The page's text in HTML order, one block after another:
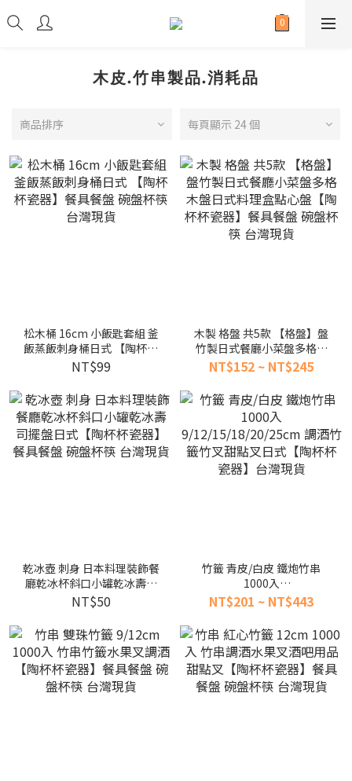
木皮.竹串製品.消耗品
商品排序 每頁顯示 24 個
松木桶 16cm 小飯匙套組 釜
飯蒸飯刺身桶日式 【陶杯杯
瓷器】餐具餐盤 碗盤杯筷 台
灣現貨
NT$99
木製 格盤 共5款 【格盤】盤
竹製日式餐廳小菜盤多格木
盤日式料理盒點心盤【陶杯
杯瓷器】餐具餐盤 碗盤杯筷
台灣現貨
NT$152 ~ NT$245
乾冰壺 刺身 日本料理裝飾餐
廳乾冰杯斜口小罐乾冰壽司
擺盤日式【陶杯杯瓷器】餐
具餐盤 碗盤杯筷 台灣現貨
NT$50
竹籤 青皮/白皮 鐵炮竹串
1000入
9/12/15/18/20/25cm 調酒
竹籤竹叉甜點叉日式【陶杯
杯瓷器】台灣現貨
NT$201 ~ NT$443